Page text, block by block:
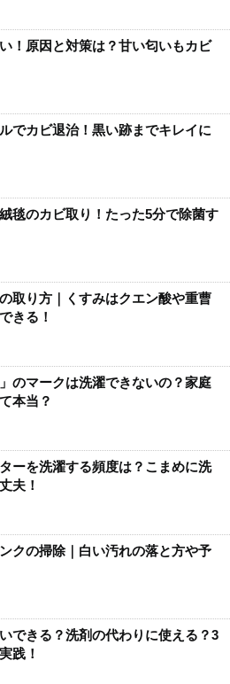
！原因と対策は？甘い匂いもカビ
でカビ退治！黒い跡までキレイに
毯のカビ取り！たった5分で除菌す
取り方｜くすみはクエン酸や重曹
きる！
」のマークは洗濯できないの？家庭
本当？
ーを洗濯する頻度は？こまめに洗
夫！
クの掃除｜白い汚れの落と方や予
できる？洗剤の代わりに使える？3
践！